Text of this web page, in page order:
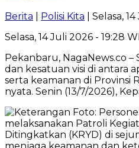
Berita Polisi Kita | Selasa,
Selasa, 14 Juli 2026 - 19:28
Pekanbaru, NagaNews.co
dan kesatuan visi di antara
serta keamanan di Provinsi
nyata. Senin (13/7/2026),